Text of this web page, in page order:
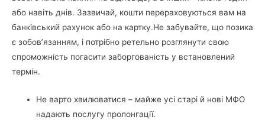
або навіть днів. Зазвичай, кошти перераховуються вам на
банківський рахунок або на картку.Не забувайте, що позика
є зобов’язанням, і потрібно ретельно розглянути свою
спроможність погасити заборгованість у встановлений
термін.
Не варто хвилюватися – майже усі старі й нові МФО
надають послугу пролонгації.